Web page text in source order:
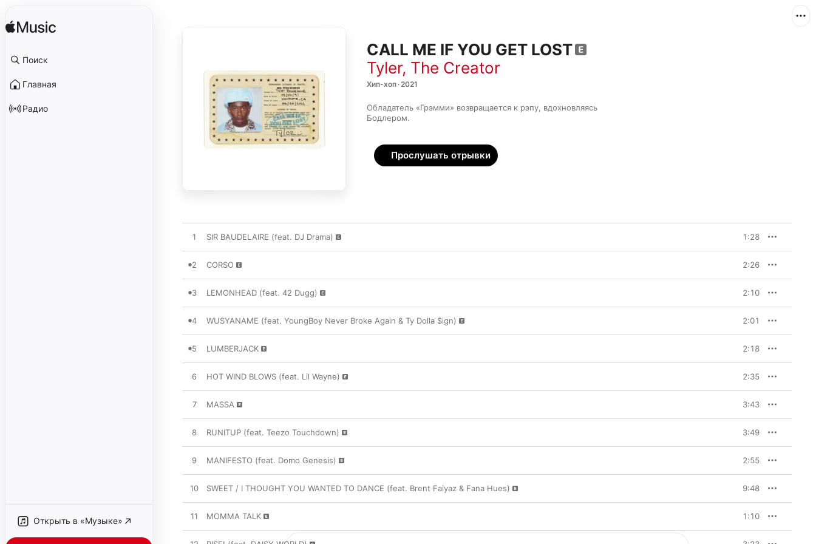
Поиск
Главная
Радио
Открыть в «Музыке»
CALL ME IF YOU GET LOST
Tyler, The Creator
Хип-хоп · 2021
Обладатель «Грэмми» возвращается к рэпу, вдохновляясь
Бодлером.
Прослушать отрывки
1 SIR BAUDELAIRE (feat. DJ Drama) 1:28
2 CORSO 2:26
3 LEMONHEAD (feat. 42 Dugg) 2:10
4 WUSYANAME (feat. YoungBoy Never Broke Again & Ty Dolla $ign) 2:01
5 LUMBERJACK 2:18
6 HOT WIND BLOWS (feat. Lil Wayne) 2:35
7 MASSA 3:43
8 RUNITUP (feat. Teezo Touchdown) 3:49
9 MANIFESTO (feat. Domo Genesis) 2:55
10 SWEET / I THOUGHT YOU WANTED TO DANCE (feat. Brent Faiyaz & Fana Hues) 9:48
11 MOMMA TALK 1:10